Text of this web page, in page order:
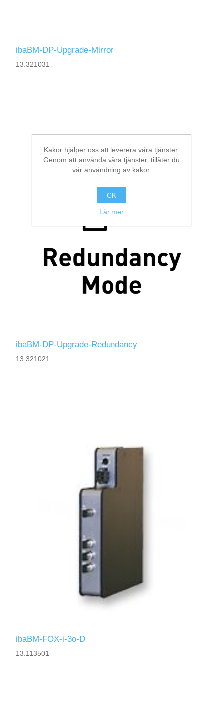
ibaBM-DP-Upgrade-Mirror
13.321031
ibaBM-DP-Upgrade-Redundancy
13.321021
ibaBM-FOX-i-3o-D
13.113501
Kakor hjälper oss att leverera våra tjänster.
Genom att använda våra tjänster, tillåter du
vår användning av kakor.
OK
Lär mer